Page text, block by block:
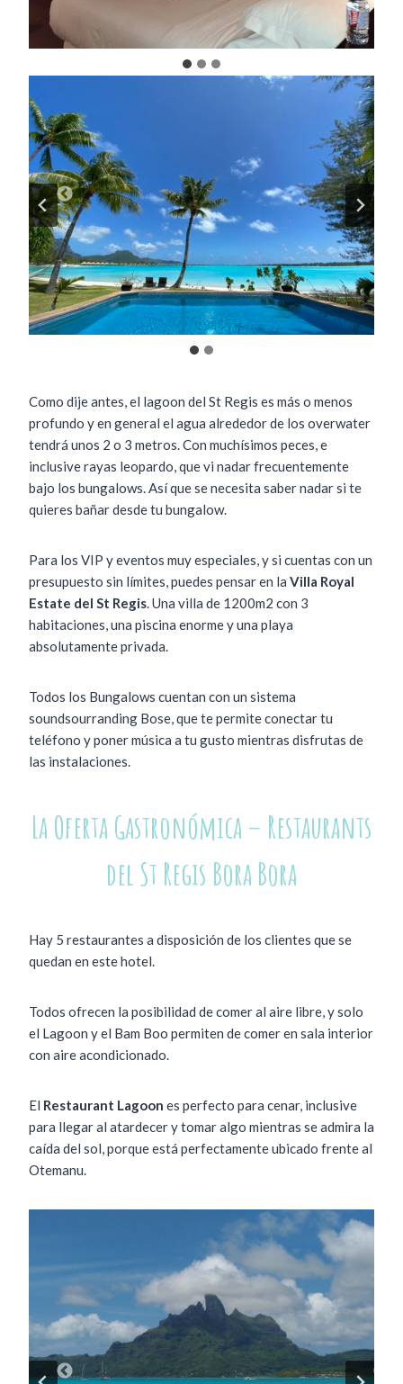
Como dije antes, el lagoon del St Regis es más o menos
profundo y en general el agua alrededor de los overwater
tendrá unos 2 o 3 metros. Con muchísimos peces, e
inclusive rayas leopardo, que vi nadar frecuentemente
bajo los bungalows. Así que se necesita saber nadar si te
quieres bañar desde tu bungalow.
Para los VIP y eventos muy especiales, y si cuentas con un
presupuesto sin límites, puedes pensar en la Villa Royal
Estate del St Regis. Una villa de 1200m2 con 3
habitaciones, una piscina enorme y una playa
absolutamente privada.
Todos los Bungalows cuentan con un sistema
soundsourranding Bose, que te permite conectar tu
teléfono y poner música a tu gusto mientras disfrutas de
las instalaciones.
La Oferta Gastronómica – Restaurants
del St Regis Bora Bora
Hay 5 restaurantes a disposición de los clientes que se
quedan en este hotel.
Todos ofrecen la posibilidad de comer al aire libre, y solo
el Lagoon y el Bam Boo permiten de comer en sala interior
con aire acondicionado.
El Restaurant Lagoon es perfecto para cenar, inclusive
para llegar al atardecer y tomar algo mientras se admira la
caída del sol, porque está perfectamente ubicado frente al
Otemanu.